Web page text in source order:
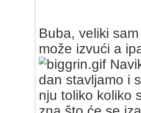
Buba, veliki
može izvući a
dan stavljamo i
nju toliko koliko